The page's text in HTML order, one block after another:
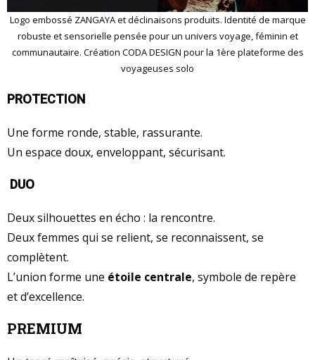
Logo embossé ZANGAYA et déclinaisons produits. Identité de marque
robuste et sensorielle pensée pour un univers voyage, féminin et
communautaire. Création CODA DESIGN pour la 1ère plateforme des
voyageuses solo
PROTECTION
Une forme ronde, stable, rassurante.
Un espace doux, enveloppant, sécurisant.
DUO
Deux silhouettes en écho : la rencontre.
Deux femmes qui se relient, se reconnaissent, se
complètent.
L’union forme une étoile centrale, symbole de repère
et d’excellence.
PREMIUM